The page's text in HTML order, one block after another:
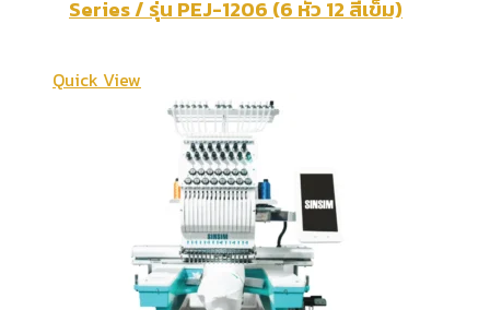
Series / รุ่น PEJ-1206 (6 หัว 12 สีเข็ม)
Quick View